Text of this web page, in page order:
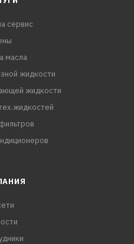
сервис
масла
жидкости
жидкости